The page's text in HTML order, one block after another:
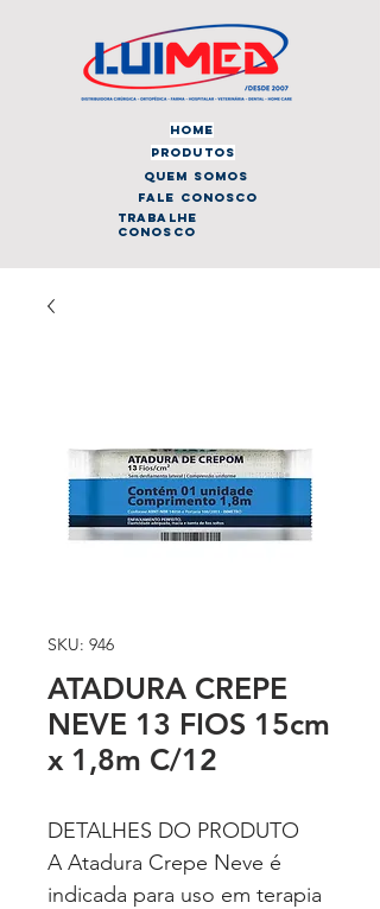
home
produtos
quem somos
fale conosco
trabalhe
conosco
SKU: 946
ATADURA CREPE
NEVE 13 FIOS 15cm
x 1,8m C/12
DETALHES DO PRODUTO
A Atadura Crepe Neve é
indicada para uso em terapia